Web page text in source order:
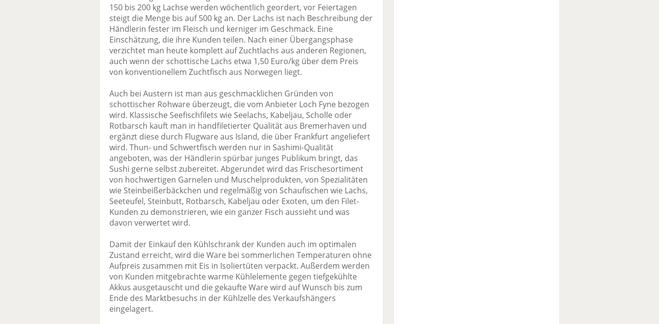
150 bis 200 kg Lachse werden wöchentlich geordert, vor Feiertagen
steigt die Menge bis auf 500 kg an. Der Lachs ist nach Beschreibung der
Händlerin fester im Fleisch und kerniger im Geschmack. Eine
Einschätzung, die ihre Kunden teilen. Nach einer Übergangsphase
verzichtet man heute komplett auf Zuchtlachs aus anderen Regionen,
auch wenn der schottische Lachs etwa 1,50 Euro/kg über dem Preis
von konventionellem Zuchtfisch aus Norwegen liegt.
Auch bei Austern ist man aus geschmacklichen Gründen von
schottischer Rohware überzeugt, die vom Anbieter Loch Fyne bezogen
wird. Klassische Seefischfilets wie Seelachs, Kabeljau, Scholle oder
Rotbarsch kauft man in handfiletierter Qualität aus Bremerhaven und
ergänzt diese durch Flugware aus Island, die über Frankfurt angeliefert
wird. Thun- und Schwertfisch werden nur in Sashimi-Qualität
angeboten, was der Händlerin spürbar junges Publikum bringt, das
Sushi gerne selbst zubereitet. Abgerundet wird das Frischesortiment
von hochwertigen Garnelen und Muschelprodukten, von Spezialitäten
wie Steinbeißerbäckchen und regelmäßig von Schaufischen wie Lachs,
Seeteufel, Steinbutt, Rotbarsch, Kabeljau oder Exoten, um den Filet-
Kunden zu demonstrieren, wie ein ganzer Fisch aussieht und was
davon verwertet wird.
Damit der Einkauf den Kühlschrank der Kunden auch im optimalen
Zustand erreicht, wird die Ware bei sommerlichen Temperaturen ohne
Aufpreis zusammen mit Eis in Isoliertüten verpackt. Außerdem werden
von Kunden mitgebrachte warme Kühlelemente gegen tiefgekühlte
Akkus ausgetauscht und die gekaufte Ware wird auf Wunsch bis zum
Ende des Marktbesuchs in der Kühlzelle des Verkaufshängers
eingelagert.